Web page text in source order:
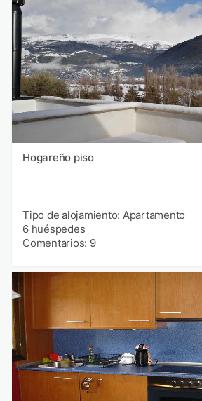
Hogareño piso
Tipo de alojamiento: Apartamento
6 huéspedes
Comentarios: 9